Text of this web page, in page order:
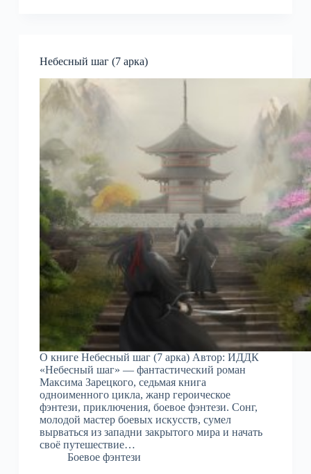
Небесный шаг (7 арка)
О книге Небесный шаг (7 арка) Автор: ИДДК
«Небесный шаг» — фантастический роман
Максима Зарецкого, седьмая книга
одноименного цикла, жанр героическое
фэнтези, приключения, боевое фэнтези. Сонг,
молодой мастер боевых искусств, сумел
вырваться из западни закрытого мира и начать
своё путешествие…
Боевое фэнтези